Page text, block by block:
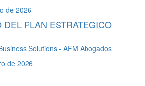
de 2026
DEL PLAN ESTRATEGICO
Solutions - AFM Abogados
de 2026